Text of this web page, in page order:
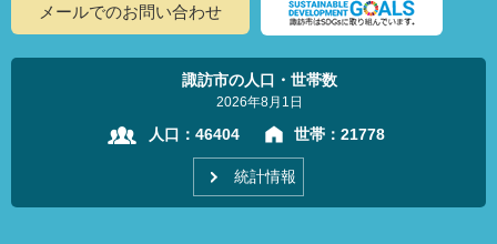
メールでのお問い合わせ
諏訪市の人口・世帯数
2026年8月1日
人口： 46404 世帯： 21778
統計情報